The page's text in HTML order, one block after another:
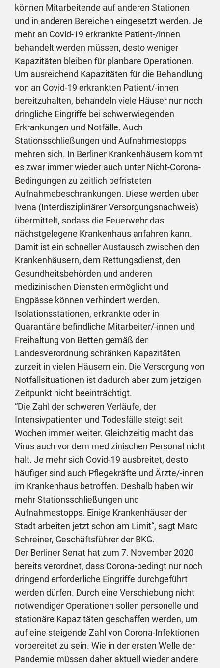
können Mitarbeitende auf anderen Stationen
und in anderen Bereichen eingesetzt werden. Je
mehr an Covid-19 erkrankte Patient-/innen
behandelt werden müssen, desto weniger
Kapazitäten bleiben für planbare Operationen.
Um ausreichend Kapazitäten für die Behandlung
von an Covid-19 erkrankten Patient/-innen
bereitzuhalten, behandeln viele Häuser nur noch
dringliche Eingriffe bei schwerwiegenden
Erkrankungen und Notfälle. Auch
Stationsschließungen und Aufnahmestopps
mehren sich. In Berliner Krankenhäusern kommt
es zwar immer wieder auch unter Nicht-Corona-
Bedingungen zu zeitlich befristeten
Aufnahmebeschränkungen. Diese werden über
Ivena (Interdisziplinärer Versorgungsnachweis)
übermittelt, sodass die Feuerwehr das
nächstgelegene Krankenhaus anfahren kann.
Damit ist ein schneller Austausch zwischen den
Krankenhäusern, dem Rettungsdienst, den
Gesundheitsbehörden und anderen
medizinischen Diensten ermöglicht und
Engpässe können verhindert werden.
Isolationsstationen, erkrankte oder in
Quarantäne befindliche Mitarbeiter/-innen und
Freihaltung von Betten gemäß der
Landesverordnung schränken Kapazitäten
zurzeit in vielen Häusern ein. Die Versorgung von
Notfallsituationen ist dadurch aber zum jetzigen
Zeitpunkt nicht beeinträchtigt.
“Die Zahl der schweren Verläufe, der
Intensivpatienten und Todesfälle steigt seit
Wochen immer weiter. Gleichzeitig macht das
Virus auch vor dem medizinischen Personal nicht
halt. Je mehr sich Covid-19 ausbreitet, desto
häufiger sind auch Pflegekräfte und Ärzte/-innen
im Krankenhaus betroffen. Deshalb haben wir
mehr Stationsschließungen und
Aufnahmestopps. Einige Krankenhäuser der
Stadt arbeiten jetzt schon am Limit“, sagt Marc
Schreiner, Geschäftsführer der BKG.
Der Berliner Senat hat zum 7. November 2020
bereits verordnet, dass Corona-bedingt nur noch
dringend erforderliche Eingriffe durchgeführt
werden dürfen. Durch eine Verschiebung nicht
notwendiger Operationen sollen personelle und
stationäre Kapazitäten geschaffen werden, um
auf eine steigende Zahl von Corona-Infektionen
vorbereitet zu sein. Wie in der ersten Welle der
Pandemie müssen daher aktuell wieder andere